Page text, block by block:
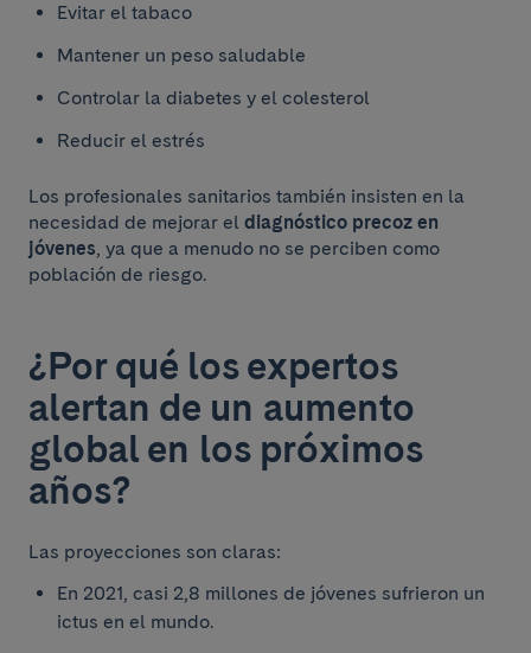
Evitar el tabaco
Mantener un peso saludable
Controlar la diabetes y el colesterol
Reducir el estrés
Los profesionales sanitarios también insisten en la
necesidad de mejorar el diagnóstico precoz en
jóvenes, ya que a menudo no se perciben como
población de riesgo.
¿Por qué los expertos
alertan de un aumento
global en los próximos
años?
Las proyecciones son claras:
En 2021, casi 2,8 millones de jóvenes sufrieron un
ictus en el mundo.